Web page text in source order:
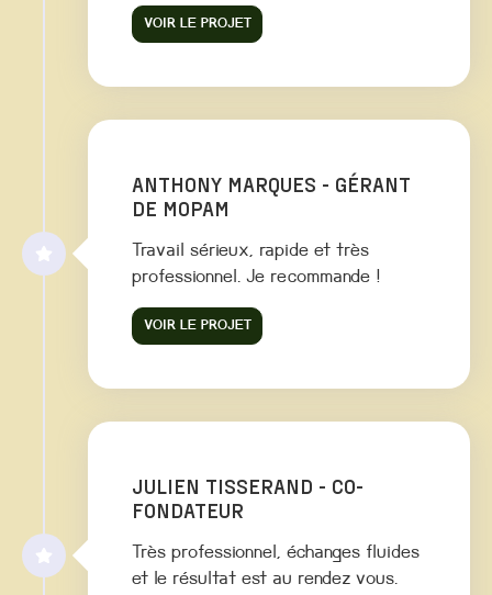
VOIR LE PROJET
ANTHONY MARQUES - GÉRANT
DE MOPAM
Travail sérieux, rapide et très
professionnel. Je recommande !
VOIR LE PROJET
JULIEN TISSERAND - CO-
FONDATEUR
Très professionnel, échanges fluides
et le résultat est au rendez vous.